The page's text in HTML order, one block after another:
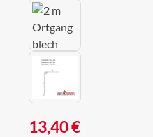
Regulärer Preis:
13,40 €